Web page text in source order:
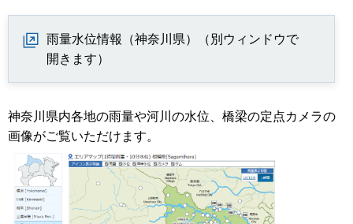
雨量水位情報（神奈川県）（別ウィンドウで
開きます）
神奈川県内各地の雨量や河川の水位、橋梁の定点カメラの
画像がご覧いただけます。